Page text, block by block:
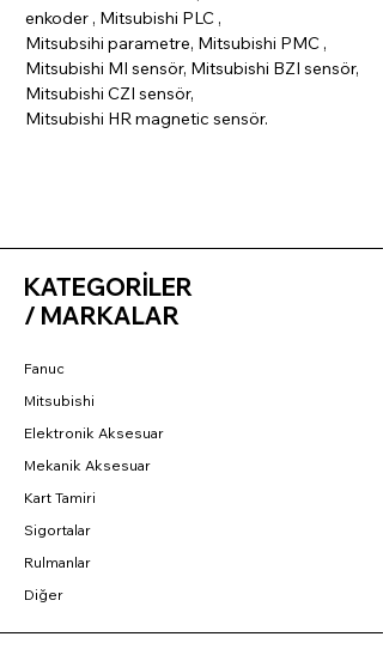
enkoder , Mitsubishi PLC ,
Mitsubsihi parametre, Mitsubishi PMC ,
Mitsubishi MI sensör, Mitsubishi BZI sensör,
Mitsubishi CZI sensör,
Mitsubishi HR magnetic sensör.
KATEGORİLER
/ MARKALAR
Fanuc
Mitsubishi
Elektronik Aksesuar
Mekanik Aksesuar
Kart Tamiri
Sigortalar
Rulmanlar
Diğer